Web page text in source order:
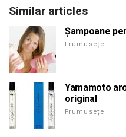
Similar articles
Șampoane
Frumusețe
Yamamoto
original
Frumusețe